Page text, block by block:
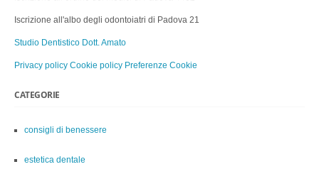
Iscrizione all'albo degli odontoiatri di Padova 21
Studio Dentistico Dott. Amato
Privacy policy Cookie policy Preferenze Cookie
CATEGORIE
consigli di benessere
estetica dentale